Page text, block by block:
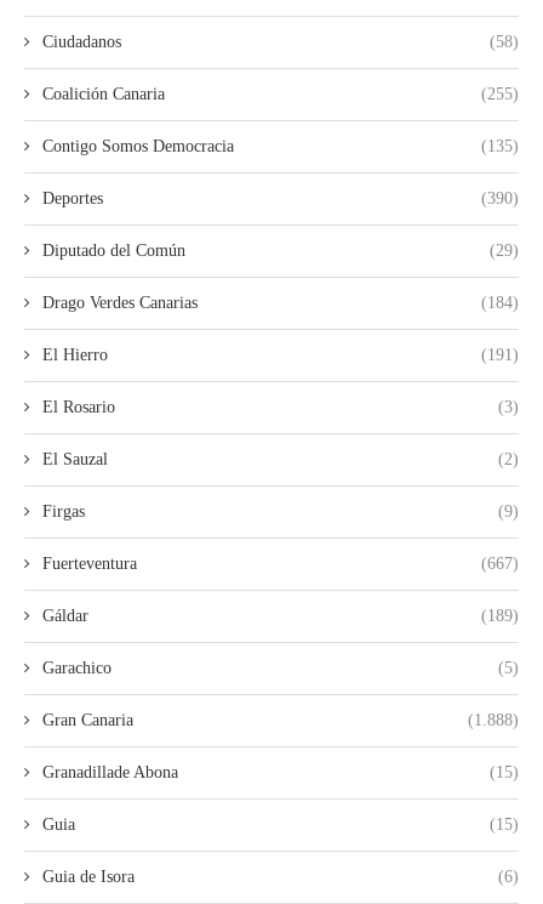
Ciudadanos (58)
Coalición Canaria (255)
Contigo Somos Democracia (135)
Deportes (390)
Diputado del Común (29)
Drago Verdes Canarias (184)
El Hierro (191)
El Rosario (3)
El Sauzal (2)
Firgas (9)
Fuerteventura (667)
Gáldar (189)
Garachico (5)
Gran Canaria (1.888)
Granadillade Abona (15)
Guia (15)
Guia de Isora (6)